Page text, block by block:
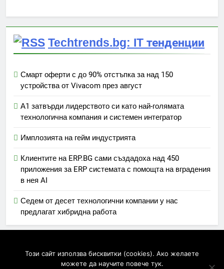
Techtrends.bg: IT тенденции
Смарт оферти с до 90% отстъпка за над 150
устройства от Vivacom през август
А1 затвърди лидерството си като най-голямата
технологична компания и системен интегратор
Имплозията на гейм индустрията
Клиентите на ERP.BG сами създадоха над 450
приложения за ERP системата с помощта на вградения
в нея AI
Седем от десет технологични компании у нас
предлагат хибридна работа
BlazeThemes.
Този сайт използва бисквитки (cookies). Ако желаете
можете да научите повече тук.